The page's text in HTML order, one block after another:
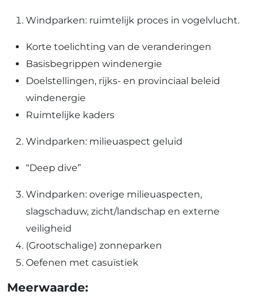
Windparken: ruimtelijk proces in vogelvlucht.
Korte toelichting van de veranderingen
Basisbegrippen windenergie
Doelstellingen, rijks- en provinciaal beleid
windenergie
Ruimtelijke kaders
Windparken: milieuaspect geluid
“Deep dive”
Windparken: overige milieuaspecten,
slagschaduw, zicht/landschap en externe
veiligheid
(Grootschalige) zonneparken
Oefenen met casuïstiek
Meerwaarde: